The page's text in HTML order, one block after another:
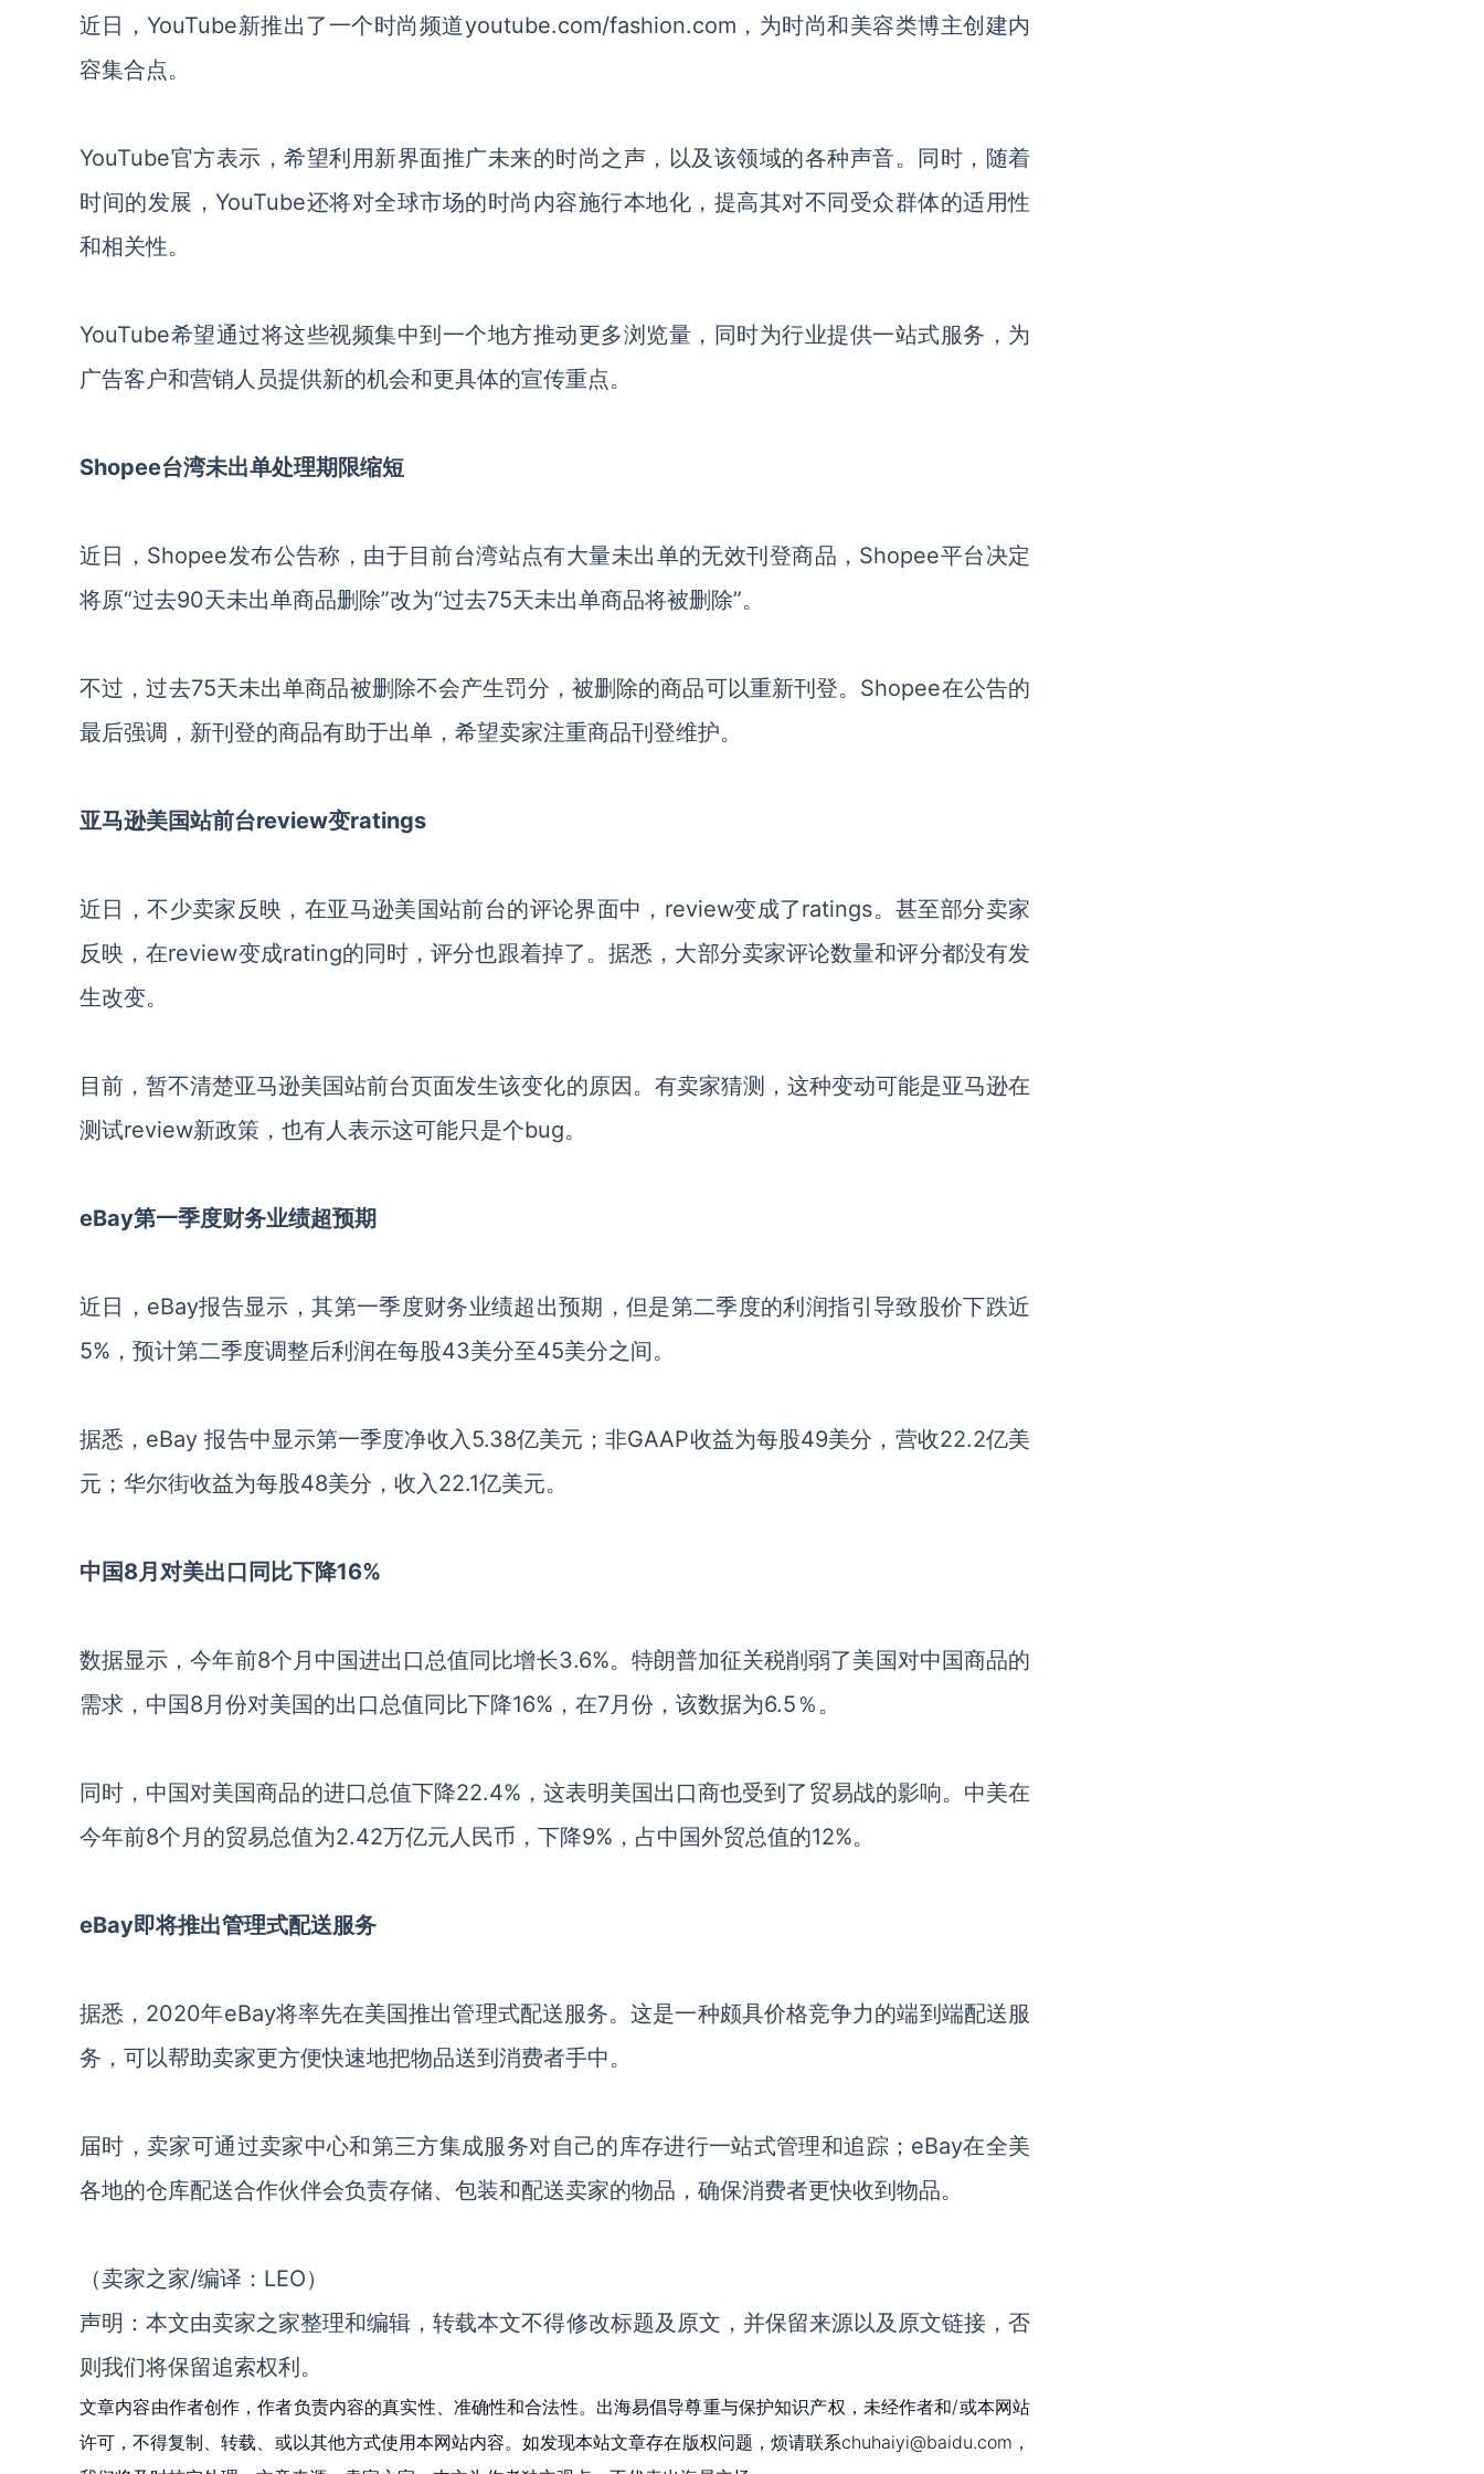
近日，YouTube新推出了一个时尚频道youtube.com/fashion.com，为时尚和美容类博主创建内
容集合点。
YouTube官方表示，希望利用新界面推广未来的时尚之声，以及该领域的各种声音。同时，随着
时间的发展，YouTube还将对全球市场的时尚内容施行本地化，提高其对不同受众群体的适用性
和相关性。
YouTube希望通过将这些视频集中到一个地方推动更多浏览量，同时为行业提供一站式服务，为
广告客户和营销人员提供新的机会和更具体的宣传重点。
Shopee台湾未出单处理期限缩短
近日，Shopee发布公告称，由于目前台湾站点有大量未出单的无效刊登商品，Shopee平台决定
将原“过去90天未出单商品删除”改为“过去75天未出单商品将被删除”。
不过，过去75天未出单商品被删除不会产生罚分，被删除的商品可以重新刊登。Shopee在公告的
最后强调，新刊登的商品有助于出单，希望卖家注重商品刊登维护。
亚马逊美国站前台review变ratings
近日，不少卖家反映，在亚马逊美国站前台的评论界面中，review变成了ratings。甚至部分卖家
反映，在review变成rating的同时，评分也跟着掉了。据悉，大部分卖家评论数量和评分都没有发
生改变。
目前，暂不清楚亚马逊美国站前台页面发生该变化的原因。有卖家猜测，这种变动可能是亚马逊在
测试review新政策，也有人表示这可能只是个bug。
eBay第一季度财务业绩超预期
近日，eBay报告显示，其第一季度财务业绩超出预期，但是第二季度的利润指引导致股价下跌近
5%， 预计第二季度调整后利润在每股43美分至45美分之间。
据悉，eBay 报告中显示第一季度净收入5.38亿美元；非GAAP收益为每股49美分，营收22.2亿美
元；华尔街收益为每股48美分，收入22.1亿美元。
中国8月对美出口同比下降16%
数据显示，今年前8个月中国进出口总值同比增长3.6%。特朗普加征关税削弱了美国对中国商品的
需求，中国8月份对美国的出口总值同比下降16%，在7月份，该数据为6.5％。
同时，中国对美国商品的进口总值下降22.4%，这表明美国出口商也受到了贸易战的影响。中美在
今年前8个月的贸易总值为2.42万亿元人民币，下降9%，占中国外贸总值的12%。
eBay即将推出管理式配送服务
据悉，2020年eBay将率先在美国推出管理式配送服务。这是一种颇具价格竞争力的端到端配送服
务，可以帮助卖家更方便快速地把物品送到消费者手中。
届时，卖家可通过卖家中心和第三方集成服务对自己的库存进行一站式管理和追踪；eBay在全美
各地的仓库配送合作伙伴会负责存储、包装和配送卖家的物品，确保消费者更快收到物品。
（卖家之家/编译：LEO）
声明：本文由卖家之家整理和编辑，转载本文不得修改标题及原文，并保留来源以及原文链接，否
则我们将保留追索权利。
文章内容由作者创作，作者负责内容的真实性、准确性和合法性。出海易倡导尊重与保护知识产权，未经作者和/或本网站
许可，不得复制、转载、或以其他方式使用本网站内容。如发现本站文章存在版权问题，烦请联系chuhaiyi@baidu.com，